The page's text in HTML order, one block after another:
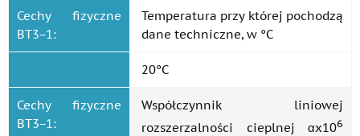
Cechy fizyczne
ВТ3−1:
Temperatura przy której pochodzą
dane techniczne, w °C
20°C
Cechy fizyczne
ВТ3−1:
Współczynnik liniowej
rozszerzalności cieplnej αx106